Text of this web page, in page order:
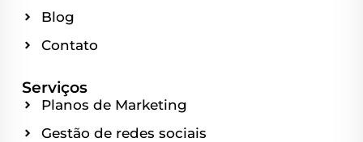
Blog
Contato
Serviços
Planos de Marketing
Gestão de redes sociais